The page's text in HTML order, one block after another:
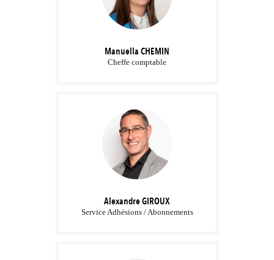
Manuella CHEMIN
Cheffe comptable
AlexandreGIROUX
Service Adhésions / Abonnements